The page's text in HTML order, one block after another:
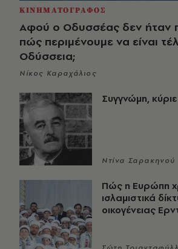
ΚΙΝΗΜΑΤΟΓΡΑΦΟΣ
Αφού ο Οδυσσέας δεν ήταν
πώς περιμένουμε να είναι
Οδύσσεια;
Νίκος Καραχάλιος
Συγγνώμη,
Ντίνα Σαρακηνού
Πώς η Ευρώπη
ισλαμιστικά
οικογένειας